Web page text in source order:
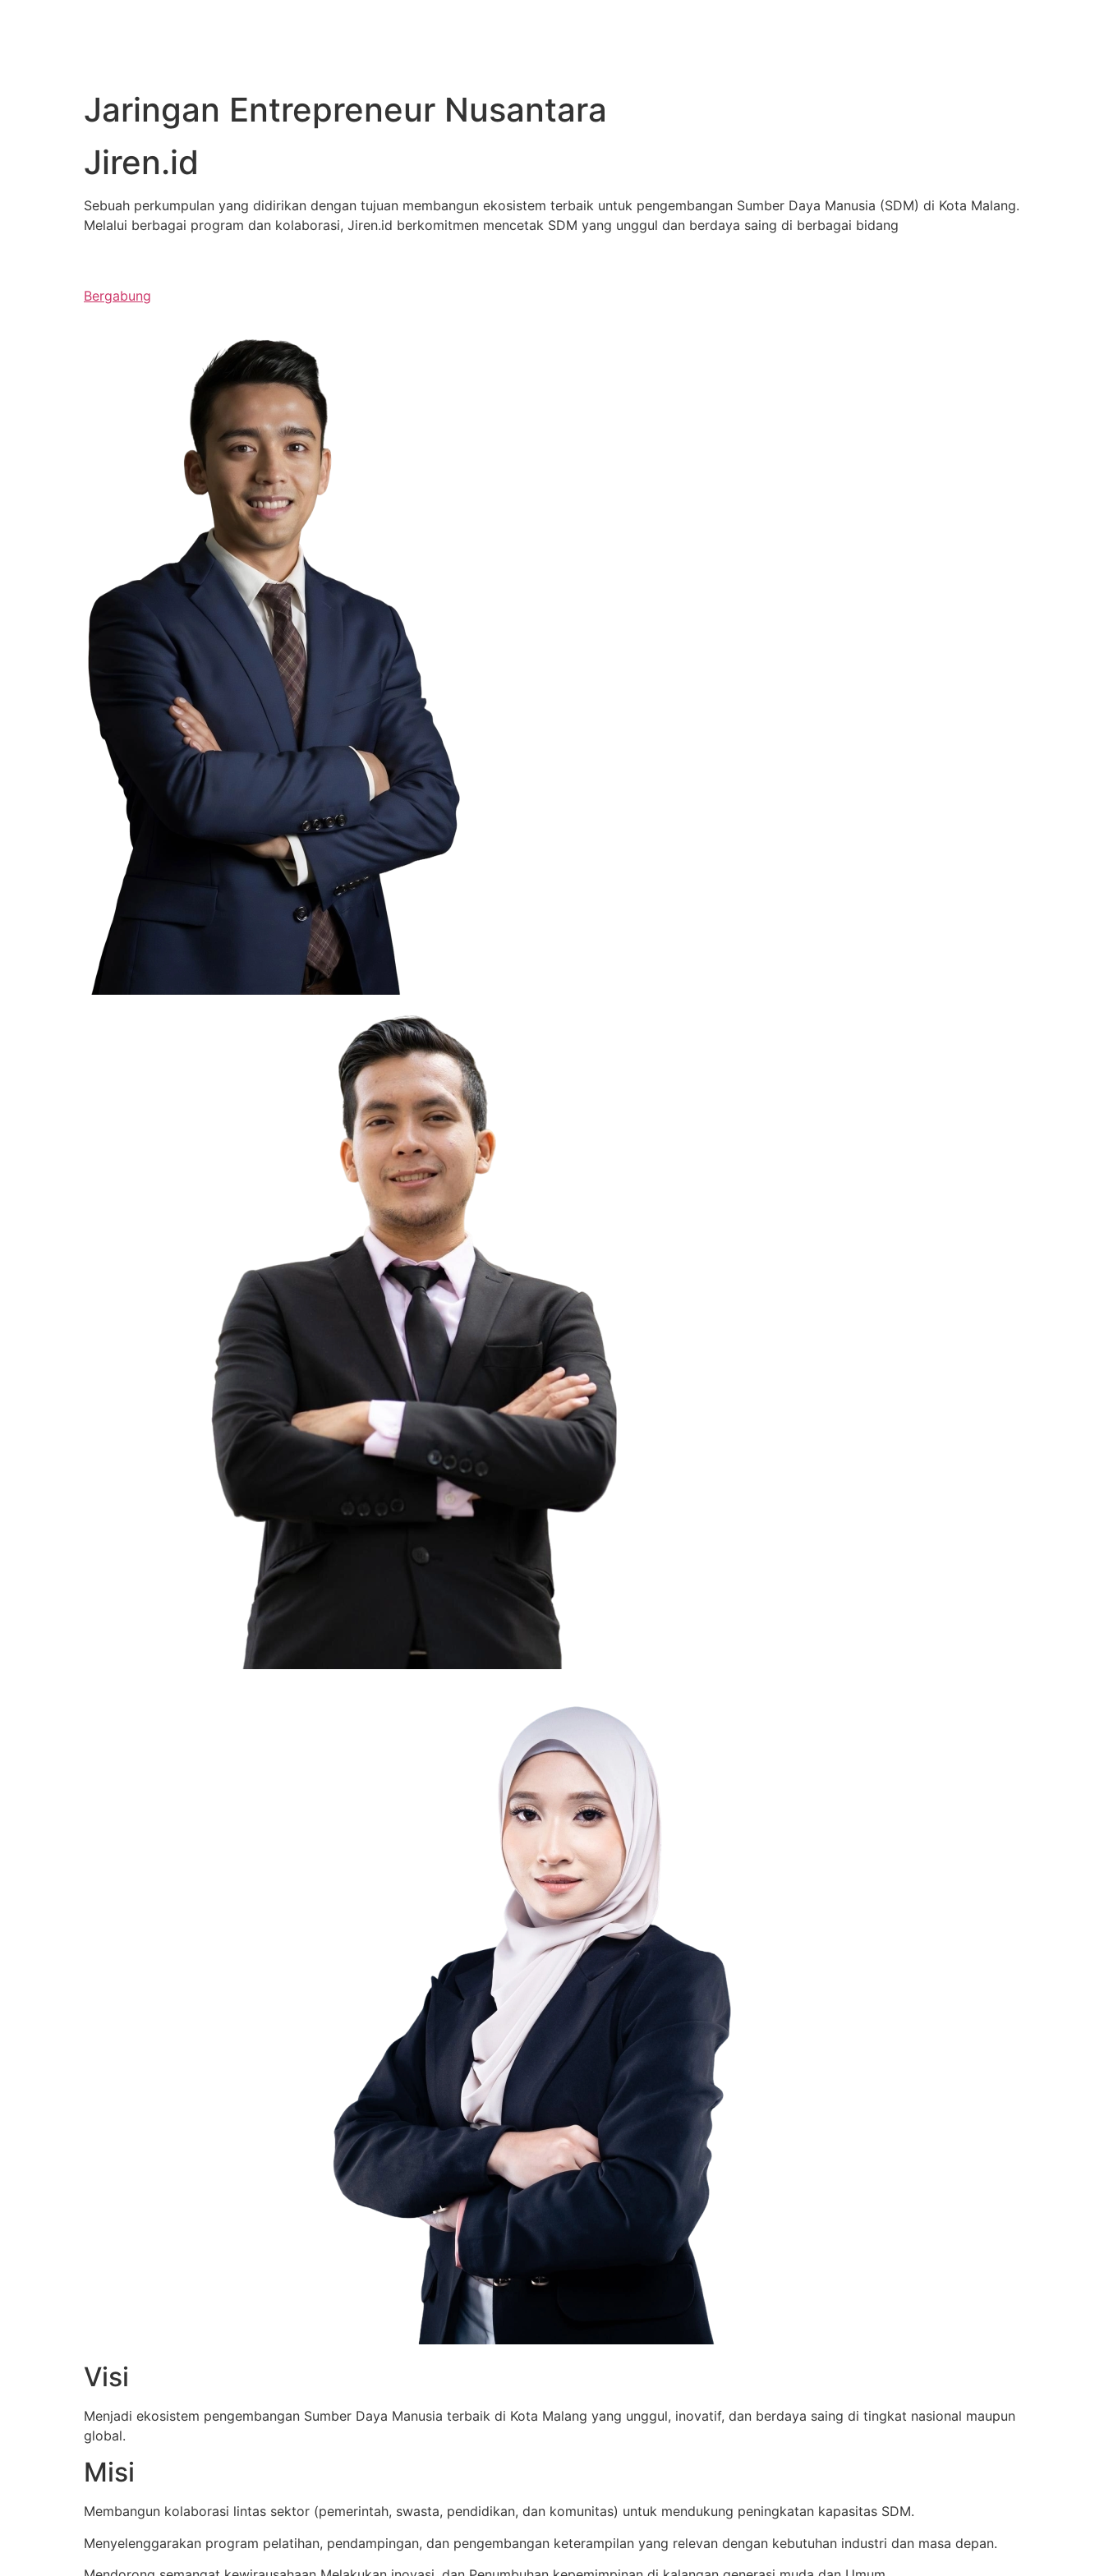
Jaringan Entrepreneur Nusantara
Jiren.id
Sebuah perkumpulan yang didirikan dengan tujuan membangun ekosistem terbaik untuk pengembangan Sumber Daya Manusia (SDM) di Kota Malang.
Melalui berbagai program dan kolaborasi, Jiren.id berkomitmen mencetak SDM yang unggul dan berdaya saing di berbagai bidang
Bergabung
Visi
Menjadi ekosistem pengembangan Sumber Daya Manusia terbaik di Kota Malang yang unggul, inovatif, dan berdaya saing di tingkat nasional maupun
global.
Misi
Membangun kolaborasi lintas sektor (pemerintah, swasta, pendidikan, dan komunitas) untuk mendukung peningkatan kapasitas SDM.
Menyelenggarakan program pelatihan, pendampingan, dan pengembangan keterampilan yang relevan dengan kebutuhan industri dan masa depan.